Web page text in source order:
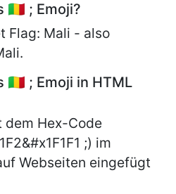
🇲🇱 ; Emoji?
Flag: Mali - also
🇲🇱 ; Emoji in HTML
dem Hex-Code
;) im
Webseiten eingefügt